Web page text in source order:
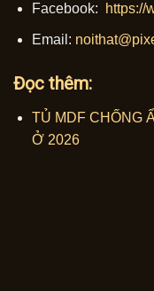
Facebook: https://
Email:
Đọc thêm:
TỦ MDF CHỐNG
Ở 2026